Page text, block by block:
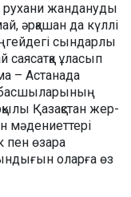
рухани жандануды
әрқашан да күллі
сындарлы
саясатқа ұласып
– Астанада
Қазақстан жер-
мәдениеттері
пен өзара
оларға өз